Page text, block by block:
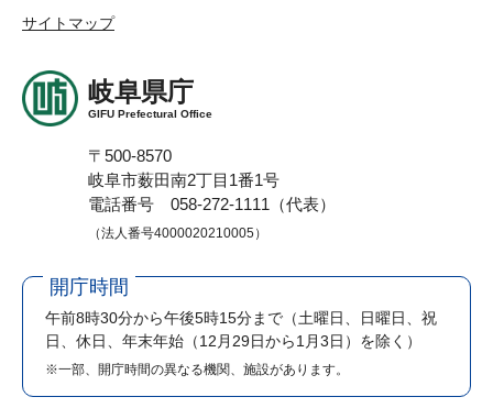
サイトマップ
岐阜県庁
GIFU Prefectural Office
〒500-8570
岐阜市薮田南2丁目1番1号
電話番号 058-272-1111（代表）
（法人番号4000020210005）
開庁時間
午前8時30分から午後5時15分まで （土曜日、日曜日、祝
日、休日、年末年始（12月29日から1月3日）を除く）
※一部、開庁時間の異なる機関、施設があります。